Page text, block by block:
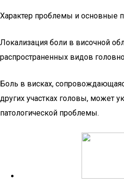
Характер проблемы и основные
Локализация боли в височной
распространенных видов
Боль в висках,
других участках головы, может
патологической проблемы.